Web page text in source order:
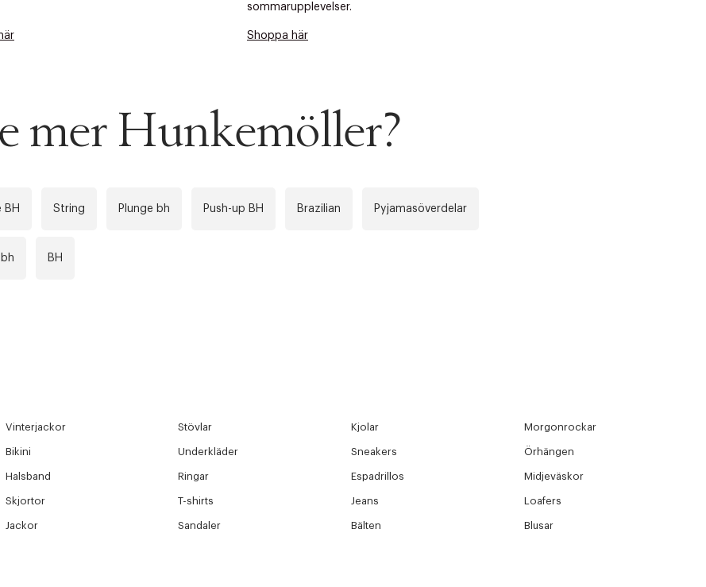
sommarupplevelser.
Shoppa här
mer Hunkemöller?
BH String Plunge bh Push-up BH Brazilian Pyjamasöverdelar
BH
Vinterjackor Stövlar Kjolar Morgonrockar
Bikini Underkläder Sneakers Örhängen
Halsband Ringar Espadrillos Midjeväskor
Skjortor T-shirts Jeans Loafers
Jackor Sandaler Bälten Blusar